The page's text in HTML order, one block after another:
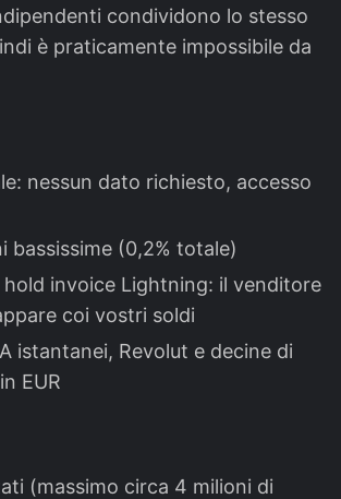
condividono lo stesso
è praticamente impossibile da
nessun dato richiesto, accesso
bassissime (0,2% totale)
invoice Lightning: il venditore
coi vostri soldi
istantanei, Revolut e decine di
EUR
(massimo circa 4 milioni di